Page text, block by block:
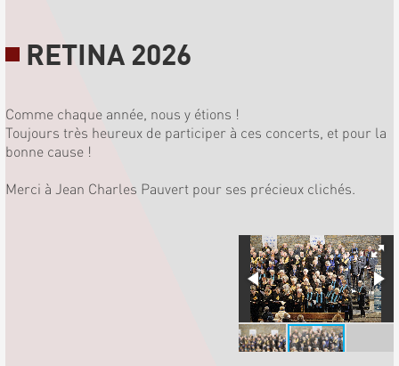
RETINA 2026
Comme chaque année, nous y étions !
Toujours très heureux de participer à ces concerts, et pour la
bonne cause !
Merci à Jean Charles Pauvert pour ses précieux clichés.